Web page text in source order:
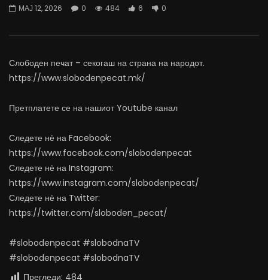
07.08.2026
0
1.1K 11 0
0
1K 11 0
МАЈ 12, 2026 0 484 6 0
Слободен печат – секогаш на страна на народот.
https://www.slobodenpecat.mk/
Претплатете се на нашиот Youtube канал
Следете нѐ на Facebook:
https://www.facebook.com/slobodenpecat
Следете нѐ на Instagram:
https://www.instagram.com/slobodenpecat/
Следете нѐ на Twitter:
https://twitter.com/sloboden_pecat/
#slobodenpecat #slobodnaTV
#slobodenpecat #slobodnaTV
Прегледи: 484